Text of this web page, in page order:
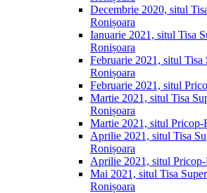
Decembrie 2020, situl
Ronișoara
Ianuarie 2021, situl Tisa
Ronișoara
Februarie 2021, situl Tisa
Ronișoara
Februarie 2021, situl
Martie 2021, situl Tisa
Ronișoara
Martie 2021, situl Pricop-
Aprilie 2021, situl Tisa
Ronișoara
Aprilie 2021, situl
Mai 2021, situl Tisa
Ronișoara